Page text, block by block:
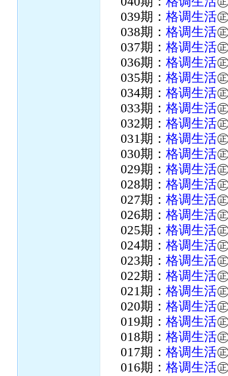
039期：格调生活
038期：格调生活
037期：格调生活
036期：格调生活
035期：格调生活
034期：格调生活
033期：格调生活
032期：格调生活
031期：格调生活
030期：格调生活
029期：格调生活
028期：格调生活
027期：格调生活
026期：格调生活
025期：格调生活
024期：格调生活
023期：格调生活
022期：格调生活
021期：格调生活
020期：格调生活
019期：格调生活
018期：格调生活
017期：格调生活
016期：格调生活